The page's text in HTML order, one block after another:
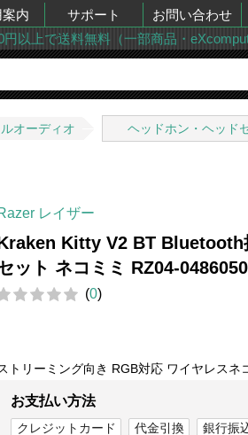
案内 サポート お問い合わせ
円以上で送料無料（一部商品・
オーディオ ヘッドホン・ヘッド
レイザー
Kitty V2 BT Bluetooth
ット ネコミミ RZ04-
(0)
トリーミング向き RGB対応 ワイヤレスネ
お支払い方法
クレジットカード 代金引換 銀行振